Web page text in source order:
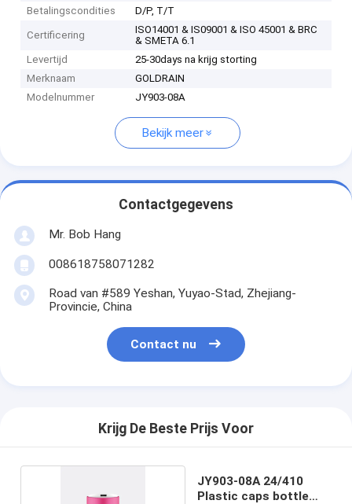
Betalingscondities
D/P, T/T
Certificering
ISO14001 & IS09001 & ISO 45001 & BRC
& SMETA 6.1
Levertijd
25-30days na krijg storting
Merknaam
GOLDRAIN
Modelnummer
JY903-08A
Bekijk meer
Contactgegevens
Mr. Bob Hang
008618758071282
Road van #589 Yeshan, Yuyao-Stad, Zhejiang-
Provincie, China
Contact nu
Krijg De Beste Prijs Voor
JY903-08A 24/410
Plastic caps bottle